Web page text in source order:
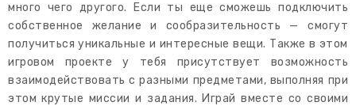
много чего другого. Если ты еще сможешь подключить
собственное желание и сообразительность — смогут
получиться уникальные и интересные вещи. Также в этом
игровом проекте у тебя присутствует возможность
взаимодействовать с разными предметами, выполняя при
этом крутые миссии и задания. Играй вместе со своими